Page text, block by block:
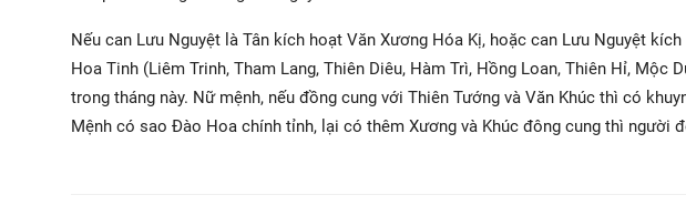
Nếu can Lưu Nguyệt là Tân kích hoạt Văn Xương Hóa Kị, hoặc can Lưu Nguyệt
Hoa Tinh (Liêm Trinh, Tham Lang, Thiên Diêu, Hàm Trì, Hồng Loan, Thiên Hỉ, Mộc
trong tháng này. Nữ mệnh, nếu đồng cung với Thiên Tướng và Văn Khúc thì có
Mệnh có sao Đào Hoa chính tỉnh, lại có thêm Xương và Khúc đông cung thì người